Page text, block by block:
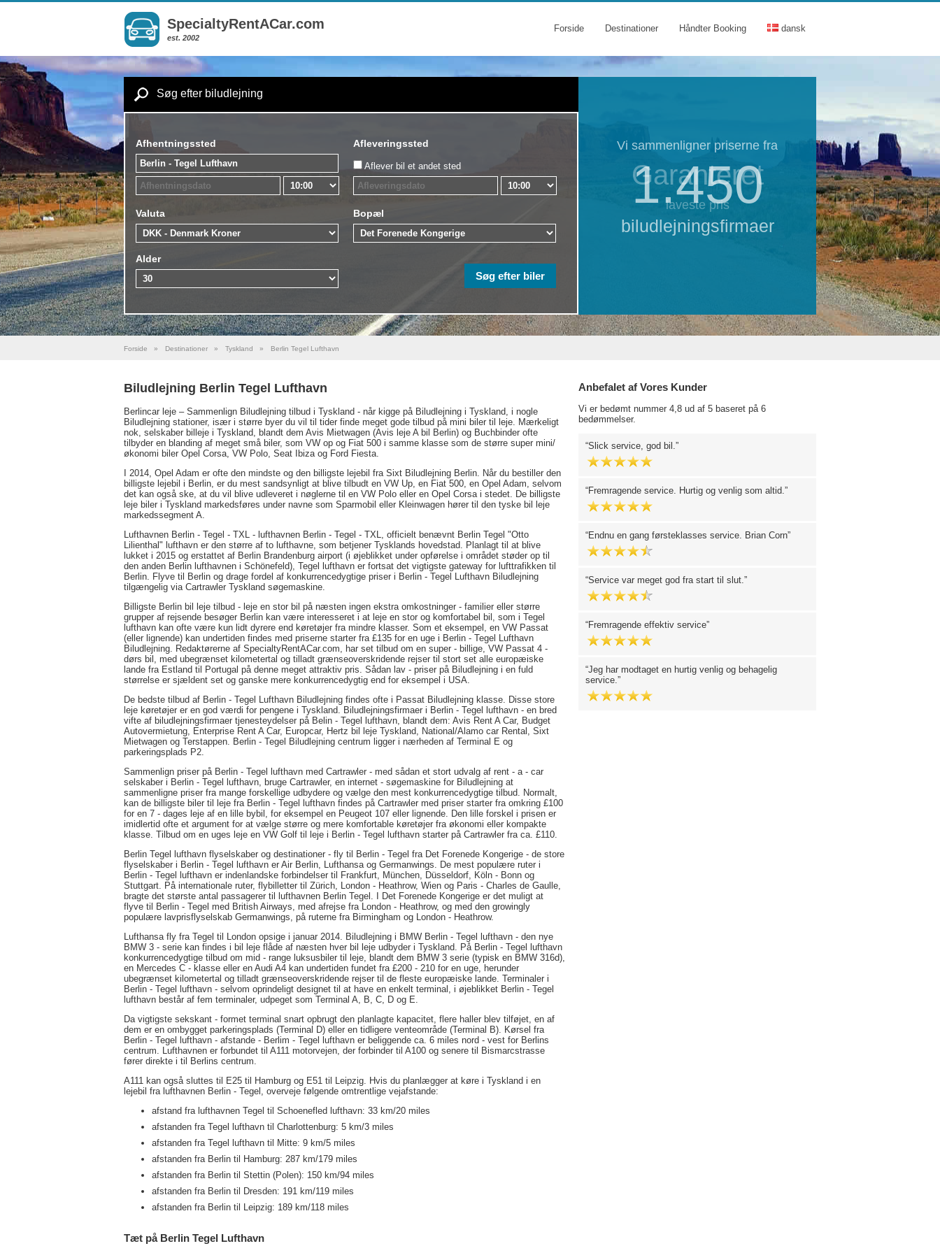
SpecialtyRentACar.com
est. 2002
Forside Destinationer Håndter Booking dansk
Søg efter biludlejning
Afhentningssted Afleveringssted
Aflever bil et andet sted
Valuta Bopæl
Alder
Vi sammenligner priserne fra
1.450
biludlejningsfirmaer
Garanteret
laveste pris
Forside » Destinationer » Tyskland » Berlin Tegel Lufthavn
Biludlejning Berlin Tegel Lufthavn
Berlincar leje – Sammenlign Biludlejning tilbud i Tyskland - når kigge på Biludlejning i Tyskland, i nogle
Biludlejning stationer, især i større byer du vil til tider finde meget gode tilbud på mini biler til leje. Mærkeligt
nok, selskaber billeje i Tyskland, blandt dem Avis Mietwagen (Avis leje A bil Berlin) og Buchbinder ofte
tilbyder en blanding af meget små biler, som VW op og Fiat 500 i samme klasse som de større super mini/
økonomi biler Opel Corsa, VW Polo, Seat Ibiza og Ford Fiesta.
I 2014, Opel Adam er ofte den mindste og den billigste lejebil fra Sixt Biludlejning Berlin. Når du bestiller den
billigste lejebil i Berlin, er du mest sandsynligt at blive tilbudt en VW Up, en Fiat 500, en Opel Adam, selvom
det kan også ske, at du vil blive udleveret i nøglerne til en VW Polo eller en Opel Corsa i stedet. De billigste
leje biler i Tyskland markedsføres under navne som Sparmobil eller Kleinwagen hører til den tyske bil leje
markedssegment A.
Lufthavnen Berlin - Tegel - TXL - lufthavnen Berlin - Tegel - TXL, officielt benævnt Berlin Tegel "Otto
Lilienthal" lufthavn er den større af to lufthavne, som betjener Tysklands hovedstad. Planlagt til at blive
lukket i 2015 og erstattet af Berlin Brandenburg airport (i øjeblikket under opførelse i området støder op til
den anden Berlin lufthavnen i Schönefeld), Tegel lufthavn er fortsat det vigtigste gateway for lufttrafikken til
Berlin. Flyve til Berlin og drage fordel af konkurrencedygtige priser i Berlin - Tegel Lufthavn Biludlejning
tilgængelig via Cartrawler Tyskland søgemaskine.
Billigste Berlin bil leje tilbud - leje en stor bil på næsten ingen ekstra omkostninger - familier eller større
grupper af rejsende besøger Berlin kan være interesseret i at leje en stor og komfortabel bil, som i Tegel
lufthavn kan ofte være kun lidt dyrere end køretøjer fra mindre klasser. Som et eksempel, en VW Passat
(eller lignende) kan undertiden findes med priserne starter fra £135 for en uge i Berlin - Tegel Lufthavn
Biludlejning. Redaktørerne af SpecialtyRentACar.com, har set tilbud om en super - billige, VW Passat 4 -
dørs bil, med ubegrænset kilometertal og tilladt grænseoverskridende rejser til stort set alle europæiske
lande fra Estland til Portugal på denne meget attraktiv pris. Sådan lav - priser på Biludlejning i en fuld
størrelse er sjældent set og ganske mere konkurrencedygtig end for eksempel i USA.
De bedste tilbud af Berlin - Tegel Lufthavn Biludlejning findes ofte i Passat Biludlejning klasse. Disse store
leje køretøjer er en god værdi for pengene i Tyskland. Biludlejningsfirmaer i Berlin - Tegel lufthavn - en bred
vifte af biludlejningsfirmaer tjenesteydelser på Belin - Tegel lufthavn, blandt dem: Avis Rent A Car, Budget
Autovermietung, Enterprise Rent A Car, Europcar, Hertz bil leje Tyskland, National/Alamo car Rental, Sixt
Mietwagen og Terstappen. Berlin - Tegel Biludlejning centrum ligger i nærheden af Terminal E og
parkeringsplads P2.
Sammenlign priser på Berlin - Tegel lufthavn med Cartrawler - med sådan et stort udvalg af rent - a - car
selskaber i Berlin - Tegel lufthavn, bruge Cartrawler, en internet - søgemaskine for Biludlejning at
sammenligne priser fra mange forskellige udbydere og vælge den mest konkurrencedygtige tilbud. Normalt,
kan de billigste biler til leje fra Berlin - Tegel lufthavn findes på Cartrawler med priser starter fra omkring £100
for en 7 - dages leje af en lille bybil, for eksempel en Peugeot 107 eller lignende. Den lille forskel i prisen er
imidlertid ofte et argument for at vælge større og mere komfortable køretøjer fra økonomi eller kompakte
klasse. Tilbud om en uges leje en VW Golf til leje i Berlin - Tegel lufthavn starter på Cartrawler fra ca. £110.
Berlin Tegel lufthavn flyselskaber og destinationer - fly til Berlin - Tegel fra Det Forenede Kongerige - de store
flyselskaber i Berlin - Tegel lufthavn er Air Berlin, Lufthansa og Germanwings. De mest populære ruter i
Berlin - Tegel lufthavn er indenlandske forbindelser til Frankfurt, München, Düsseldorf, Köln - Bonn og
Stuttgart. På internationale ruter, flybilletter til Zürich, London - Heathrow, Wien og Paris - Charles de Gaulle,
bragte det største antal passagerer til lufthavnen Berlin Tegel. I Det Forenede Kongerige er det muligt at
flyve til Berlin - Tegel med British Airways, med afrejse fra London - Heathrow, og med den growingly
populære lavprisflyselskab Germanwings, på ruterne fra Birmingham og London - Heathrow.
Lufthansa fly fra Tegel til London opsige i januar 2014. Biludlejning i BMW Berlin - Tegel lufthavn - den nye
BMW 3 - serie kan findes i bil leje flåde af næsten hver bil leje udbyder i Tyskland. På Berlin - Tegel lufthavn
konkurrencedygtige tilbud om mid - range luksusbiler til leje, blandt dem BMW 3 serie (typisk en BMW 316d),
en Mercedes C - klasse eller en Audi A4 kan undertiden fundet fra £200 - 210 for en uge, herunder
ubegrænset kilometertal og tilladt grænseoverskridende rejser til de fleste europæiske lande. Terminaler i
Berlin - Tegel lufthavn - selvom oprindeligt designet til at have en enkelt terminal, i øjeblikket Berlin - Tegel
lufthavn består af fem terminaler, udpeget som Terminal A, B, C, D og E.
Da vigtigste sekskant - formet terminal snart opbrugt den planlagte kapacitet, flere haller blev tilføjet, en af
dem er en ombygget parkeringsplads (Terminal D) eller en tidligere venteområde (Terminal B). Kørsel fra
Berlin - Tegel lufthavn - afstande - Berlim - Tegel lufthavn er beliggende ca. 6 miles nord - vest for Berlins
centrum. Lufthavnen er forbundet til A111 motorvejen, der forbinder til A100 og senere til Bismarcstrasse
fører direkte i til Berlins centrum.
A111 kan også sluttes til E25 til Hamburg og E51 til Leipzig. Hvis du planlægger at køre i Tyskland i en
lejebil fra lufthavnen Berlin - Tegel, overveje følgende omtrentlige vejafstande:
afstand fra lufthavnen Tegel til Schoenefled lufthavn: 33 km/20 miles
afstanden fra Tegel lufthavn til Charlottenburg: 5 km/3 miles
afstanden fra Tegel lufthavn til Mitte: 9 km/5 miles
afstanden fra Berlin til Hamburg: 287 km/179 miles
afstanden fra Berlin til Stettin (Polen): 150 km/94 miles
afstanden fra Berlin til Dresden: 191 km/119 miles
afstanden fra Berlin til Leipzig: 189 km/118 miles
Anbefalet af Vores Kunder
Vi er bedømt nummer 4,8 ud af 5 baseret på 6
bedømmelser.
Slick service, god bil.
Fremragende service. Hurtig og venlig som altid.
Endnu en gang førsteklasses service. Brian Corn
Service var meget god fra start til slut.
Fremragende effektiv service
Jeg har modtaget en hurtig venlig og behagelig
service.
Tæt på Berlin Tegel Lufthavn